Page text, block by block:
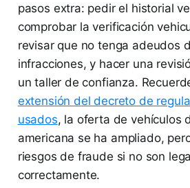
pasos extra: pedir el historial
comprobar la verificación
revisar que no tenga adeudos
infracciones, y hacer una
un taller de confianza.
extensión del decreto de
usados, la oferta de vehículos
americana se ha ampliado,
riesgos de fraude si no son
correctamente.